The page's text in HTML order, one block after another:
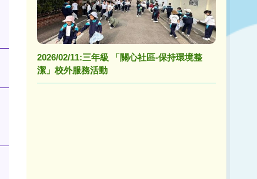
2026/02/11:三年級 「關心社區-保持環境整
潔」校外服務活動